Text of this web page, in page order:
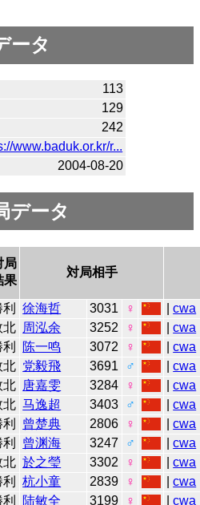
ータ
113
129
242
www.baduk.or.kr/r...
2004-08-20
データ
局
果
対局相手
徐海哲 3031 ♀ |cwa
北 周泓余 3252 ♀ |cwa
陈一鸣 3072 ♀ |cwa
北 党毅飛 3691 ♂ |cwa
北 唐嘉雯 3284 ♀ |cwa
北 马逸超 3403 ♂ |cwa
曾楚典 2806 ♀ |cwa
曾渊海 3247 ♂ |cwa
北 於之瑩 3302 ♀ |cwa
杭小童 2839 ♀ |cwa
陆敏全 3199 ♀ |cwa